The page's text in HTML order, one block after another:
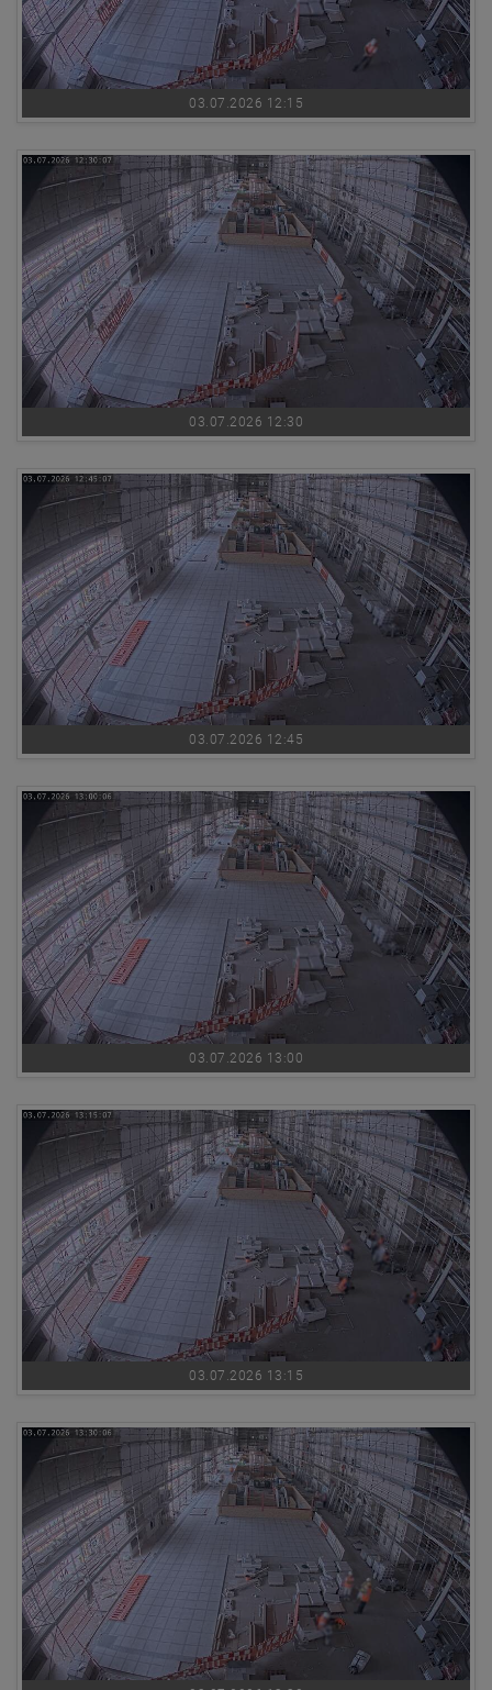
03.07.2026 12:15
03.07.2026 12:30
03.07.2026 12:45
03.07.2026 13:00
03.07.2026 13:15